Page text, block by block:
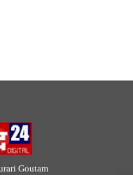
Goutam